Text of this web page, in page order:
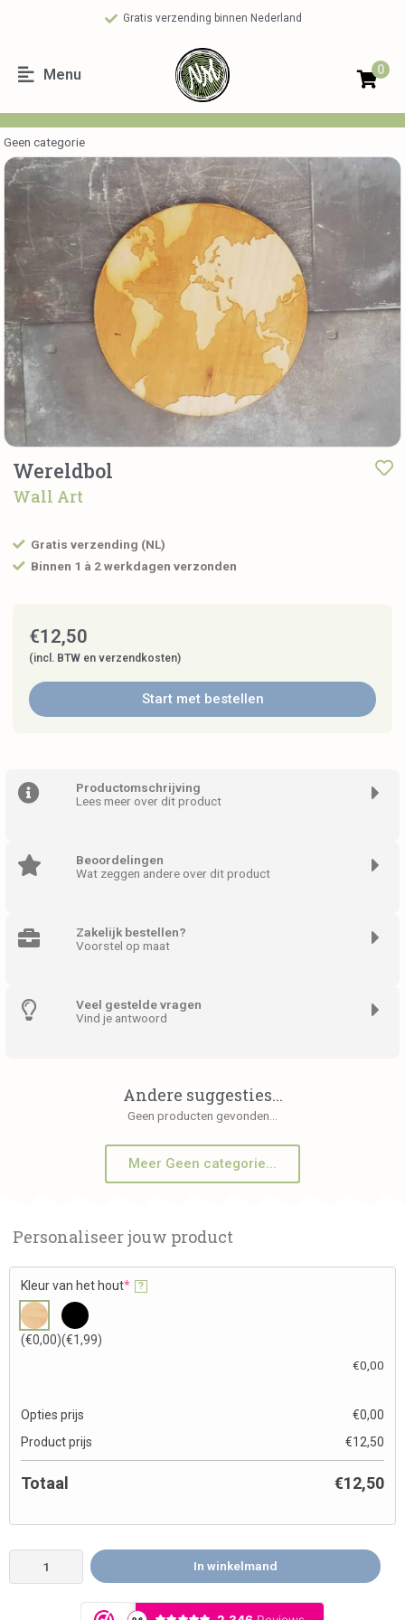
Gratis verzending binnen Nederland
Menu 0
Geen categorie
Wereldbol
Wall Art
Gratis verzending (NL)
Binnen 1 à 2 werkdagen verzonden
€12,50
(incl. BTW en verzendkosten)
Start met bestellen
Productomschrijving
Lees meer over dit product
Beoordelingen
Wat zeggen andere over dit product
Zakelijk bestellen?
Voorstel op maat
Veel gestelde vragen
Vind je antwoord
Andere suggesties...
Geen producten gevonden...
Meer Geen categorie...
Personaliseer jouw product
Kleur van het hout* ?
(€0,00)(€1,99)
€0,00
Opties prijs €0,00
Product prijs
€12,50
Totaal €12,50
In winkelmand